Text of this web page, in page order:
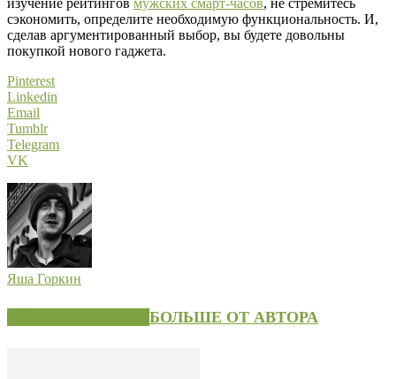
изучение рейтингов мужских смарт-часов, не стремитесь
сэкономить, определите необходимую функциональность. И,
сделав аргументированный выбор, вы будете довольны
покупкой нового гаджета.
Pinterest
Linkedin
Email
Tumblr
Telegram
VK
Яша Горкин
БОЛЬШЕ ОТ АВТОРА